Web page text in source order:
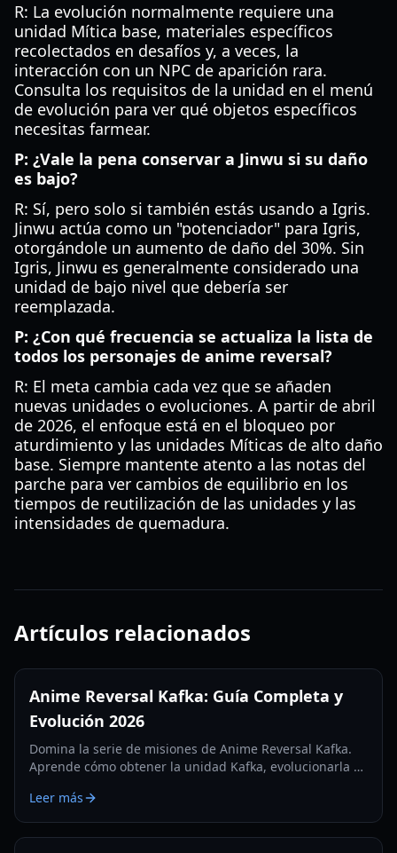
R: La evolución normalmente requiere una
unidad Mítica base, materiales específicos
recolectados en desafíos y, a veces, la
interacción con un NPC de aparición rara.
Consulta los requisitos de la unidad en el menú
de evolución para ver qué objetos específicos
necesitas farmear.
P: ¿Vale la pena conservar a Jinwu si su daño
es bajo?
R: Sí, pero solo si también estás usando a Igris.
Jinwu actúa como un "potenciador" para Igris,
otorgándole un aumento de daño del 30%. Sin
Igris, Jinwu es generalmente considerado una
unidad de bajo nivel que debería ser
reemplazada.
P: ¿Con qué frecuencia se actualiza la lista de
todos los personajes de anime reversal?
R: El meta cambia cada vez que se añaden
nuevas unidades o evoluciones. A partir de abril
de 2026, el enfoque está en el bloqueo por
aturdimiento y las unidades Míticas de alto daño
base. Siempre mantente atento a las notas del
parche para ver cambios de equilibrio en los
tiempos de reutilización de las unidades y las
intensidades de quemadura.
Artículos relacionados
Anime Reversal Kafka: Guía Completa y
Evolución 2026
Domina la serie de misiones de Anime Reversal Kafka.
Aprende cómo obtener la unidad Kafka, evolucionarla a
Actualización 2.5.
Leer más